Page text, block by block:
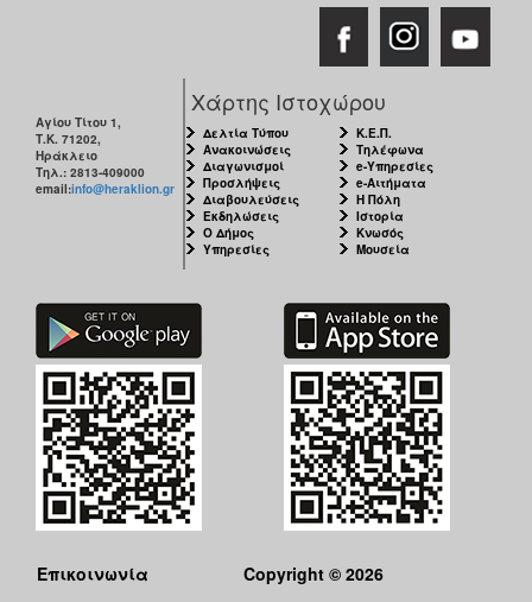
Αγίου Τίτου 1,
Τ.Κ. 71202,
Ηράκλειο
Τηλ.: 2813-409000
email:info@heraklion.gr
Χάρτης Ιστοχώρου
Δελτία Τύπου
Ανακοινώσεις
Διαγωνισμοί
Προσλήψεις
Διαβουλεύσεις
Εκδηλώσεις
Ο Δήμος
Υπηρεσίες
Κ.Ε.Π.
Τηλέφωνα
e-Υπηρεσίες
e-Αιτήματα
Η Πόλη
Ιστορία
Κνωσός
Μουσεία
Επικοινωνία Copyright © 2026